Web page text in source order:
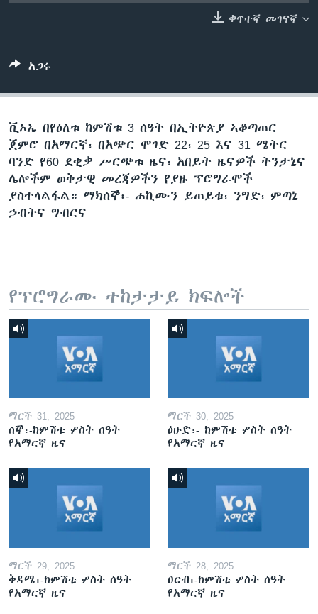
ቀጥተኛ መገናኛ
አጋሩ
ቪኦኤ በየዕለቱ ከምሽቱ 3 ሰዓት በኢትዮጵያ ኣቆጣጠር
ጀምሮ በአማርኛ፣ በአጭር ሞገድ 22፣ 25 እና 31 ሜትር
ባንድ የ60 ደቂቃ ሥርጭቱ ዜና፣ አበይት ዜናዎች ትንታኔና
ሌሎችም ወቅታዊ መረጃዎችን የያዙ ፕሮግራሞች
ያስተላልፋል። ማክሰኞ፡- ሐኪሙን ይጠይቁ፣ ንግድ፣ ምጣኔ
ኃብትና ግብርና
የፕሮግራሙ ተከታታይ ክፍሎች
ማርች 31, 2025
ሰኞ፡-ከምሽቱ ሦስት ሰዓት
የአማርኛ ዜና
ማርች 30, 2025
ዕሁድ፡- ከምሽቱ ሦስት ሰዓት
የአማርኛ ዜና
ማርች 29, 2025
ቅዳሜ፡-ከምሽቱ ሦስት ሰዓት
የአማርኛ ዜና
ማርች 28, 2025
ዐርብ፡-ከምሽቱ ሦስት ሰዓት
የአማርኛ ዜና